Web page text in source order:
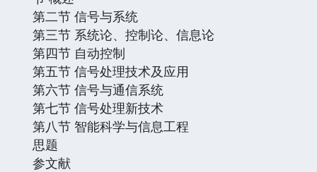
第二节 信号与系统
第三节 系统论、控制论、信息论
第四节 自动控制
第五节 信号处理技术及应用
第六节 信号与通信系统
第七节 信号处理新技术
第八节 智能科学与信息工程
思题
参文献